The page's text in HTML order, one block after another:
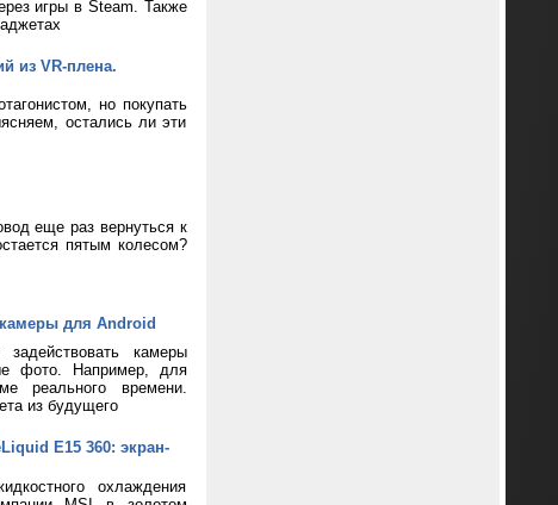
игры в Steam. Также
из VR-плена.
но покупать
остались ли эти
еще раз вернуться к
пятым колесом?
для Android
задействовать камеры
фото. Например, для
реального времени.
из будущего
E15 360: экран-
охлаждения